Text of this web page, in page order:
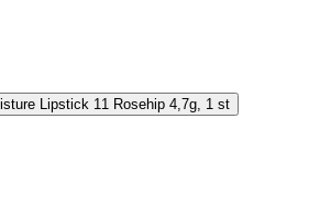
Lipstick 11 Rosehip 4,7g, 1 st